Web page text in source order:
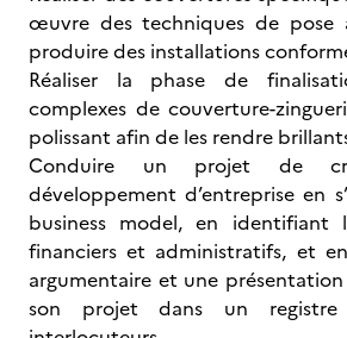
œuvre des techniques de pose
produire des installations
Réaliser la phase de
complexes de couverture-
polissant afin de les rendre
Conduire un projet de
développement d’entreprise en
business model, en identifiant
financiers et administratifs, et
argumentaire et une
son projet dans un